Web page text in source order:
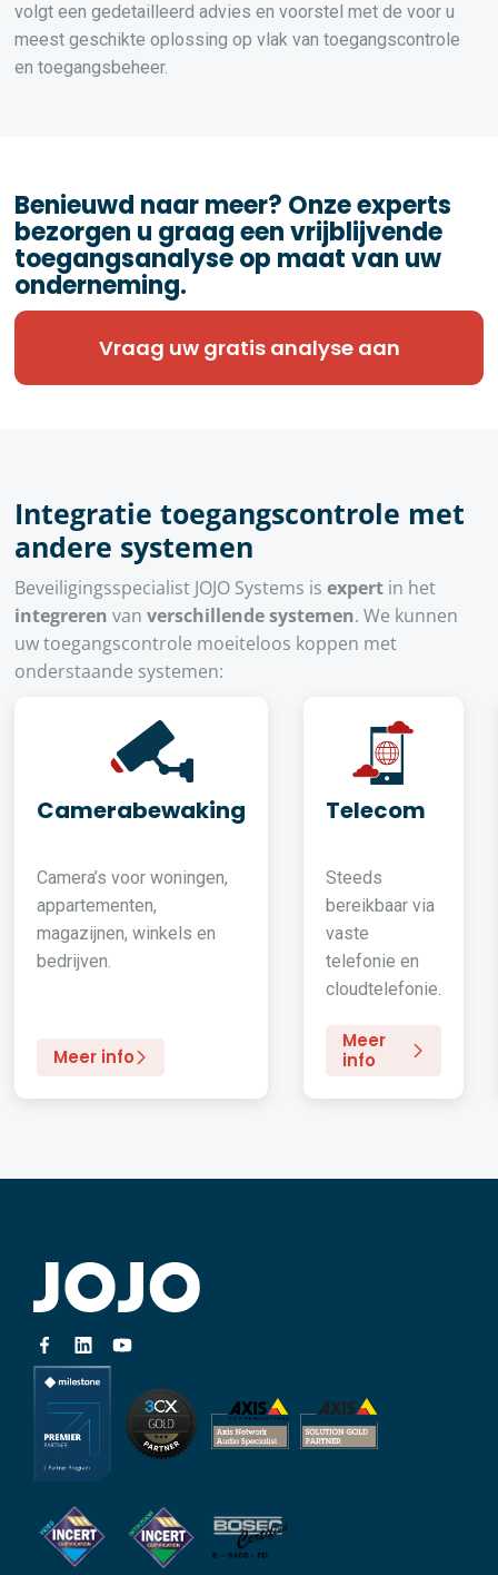
volgt een gedetailleerd advies en voorstel met de voor u
meest geschikte oplossing op vlak van toegangscontrole
en toegangsbeheer.
Benieuwd naar meer? Onze experts
bezorgen u graag een vrijblijvende
toegangsanalyse op maat van uw
onderneming.
Vraag uw gratis analyse aan
Integratie toegangscontrole met
andere systemen
Beveiligingsspecialist JOJO Systems isexpert in het
integreren vanverschillende systemen. We kunnen
uw toegangscontrole moeiteloos koppen met
onderstaande systemen:
Camerabewaking
Camera’s voor woningen,
appartementen,
magazijnen, winkels en
bedrijven.
Meer info
Telecom
Steeds
bereikbaar via
vaste
telefonie en
cloudtelefonie.
Meer
info